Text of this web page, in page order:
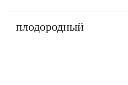
плодородный